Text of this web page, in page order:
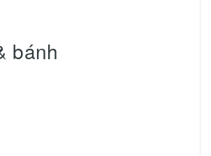
bánh